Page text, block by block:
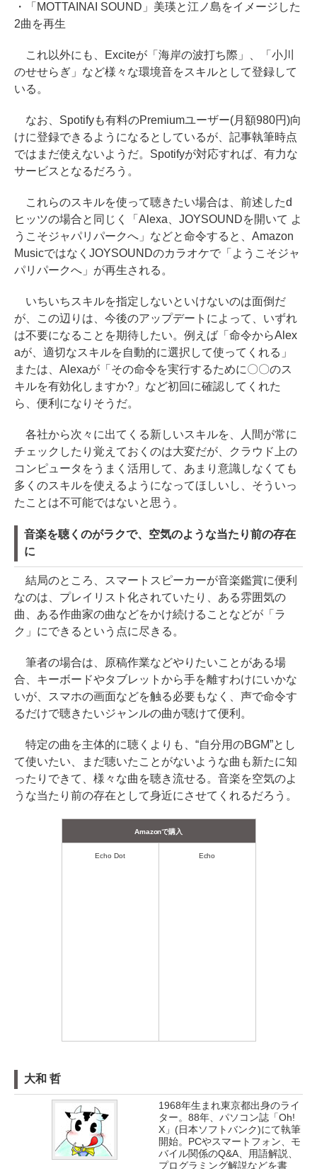
・「MOTTAINAI SOUND」美瑛と江ノ島をイメージした
2曲を再生
これ以外にも、Exciteが「海岸の波打ち際」、「小川
のせせらぎ」など様々な環境音をスキルとして登録して
いる。
なお、Spotifyも有料のPremiumユーザー(月額980円)向
けに登録できるようになるとしているが、記事執筆時点
ではまだ使えないようだ。Spotifyが対応すれば、有力な
サービスとなるだろう。
これらのスキルを使って聴きたい場合は、前述したd
ヒッツの場合と同じく「Alexa、JOYSOUNDを開いて よ
うこそジャパリパークへ」などと命令すると、Amazon
MusicではなくJOYSOUNDのカラオケで「ようこそジャ
パリパークへ」が再生される。
いちいちスキルを指定しないといけないのは面倒だ
が、この辺りは、今後のアップデートによって、いずれ
は不要になることを期待したい。例えば「命令からAlex
aが、適切なスキルを自動的に選択して使ってくれる」
または、Alexaが「その命令を実行するために〇〇のス
キルを有効化しますか?」など初回に確認してくれた
ら、便利になりそうだ。
各社から次々に出てくる新しいスキルを、人間が常に
チェックしたり覚えておくのは大変だが、クラウド上の
コンピュータをうまく活用して、あまり意識しなくても
多くのスキルを使えるようになってほしいし、そういっ
たことは不可能ではないと思う。
音楽を聴くのがラクで、空気のような当たり前の存在
に
結局のところ、スマートスピーカーが音楽鑑賞に便利
なのは、プレイリスト化されていたり、ある雰囲気の
曲、ある作曲家の曲などをかけ続けることなどが「ラ
ク」にできるという点に尽きる。
筆者の場合は、原稿作業などやりたいことがある場
合、キーボードやタブレットから手を離すわけにいかな
いが、スマホの画面などを触る必要もなく、声で命令す
るだけで聴きたいジャンルの曲が聴けて便利。
特定の曲を主体的に聴くよりも、“自分用のBGM”とし
て使いたい、まだ聴いたことがないような曲も新たに知
ったりできて、様々な曲を聴き流せる。音楽を空気のよ
うな当たり前の存在として身近にさせてくれるだろう。
Amazonで購入
Echo Dot Echo
大和 哲
1968年生まれ東京都出身のライ
ター。88年、パソコン誌「Oh!
X」(日本ソフトバンク)にて執筆
開始。PCやスマートフォン、モ
バイル関係のQ&A、用語解説、
プログラミング解説などを書